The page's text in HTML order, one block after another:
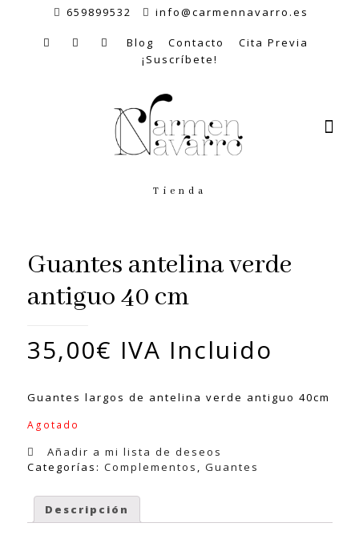
659899532 info@carmennavarro.es
Blog Contacto
Cita Previa
¡Suscríbete!
Tienda
Guantes antelina verde
antiguo 40 cm
35,00€ IVA Incluido
Guantes largos de antelina verde antiguo 40cm
Agotado
Añadir a mi lista de deseos
Categorías: Complementos , Guantes
Descripción